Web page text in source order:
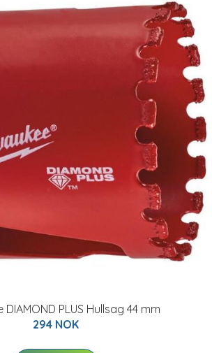
DIAMOND PLUS Hullsag 44 mm
294 NOK